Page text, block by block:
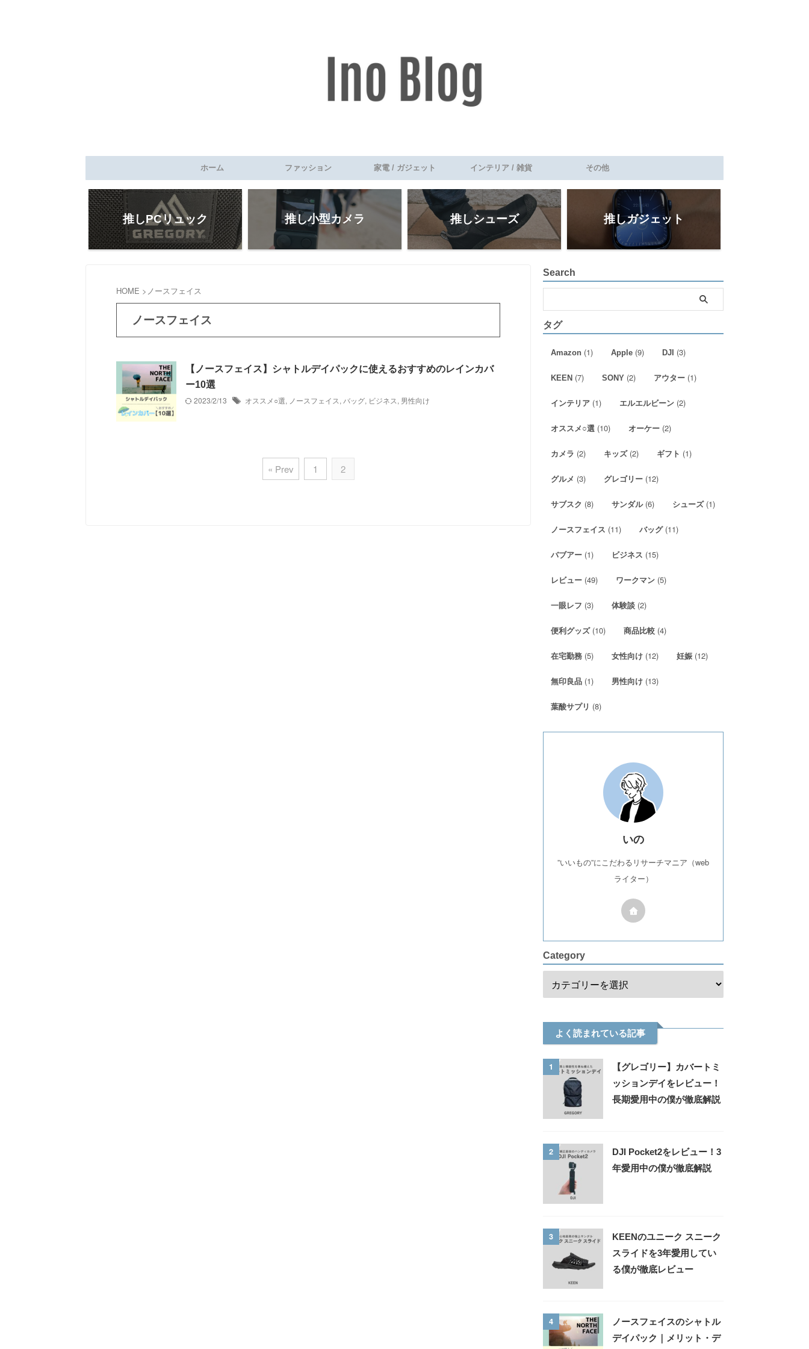
ホーム ファッション 家電 / ガジェット インテリア / 雑貨 その他
推しPCリュック 推し小型カメラ 推しシューズ 推しガジェット
HOME > ノースフェイス
ノースフェイス
【ノースフェイス】シャトルデイパックに使えるおすすめのレインカバ
ー10選
2023/2/13
オススメ○選, ノースフェイス, バッグ, ビジネス, 男性向け
« Prev 1 2
Search
タグ
Amazon (1) Apple (9) DJI (3)
KEEN (7) SONY (2) アウター (1)
インテリア (1) エルエルビーン (2)
オススメ○選 (10) オーケー (2)
カメラ (2) キッズ(2) ギフト (1)
グルメ (3) グレゴリー (12)
サブスク (8) サンダル(6) シューズ(1)
ノースフェイス (11) バッグ(11)
バブアー (1) ビジネス (15)
レビュー (49) ワークマン (5)
一眼レフ (3) 体験談 (2)
便利グッズ(10) 商品比較 (4)
在宅勤務 (5) 女性向け (12) 妊娠 (12)
無印良品 (1) 男性向け (13)
葉酸サプリ (8)
いの
”いいもの”にこだわるリサーチマニア（web
ライター）
Category
よく読まれている記事
1
【グレゴリー】カバートミ
ッションデイをレビュー！
長期愛用中の僕が徹底解説
2
DJI Pocket2をレビュー！3
年愛用中の僕が徹底解説
3
KEENのユニーク スニーク
スライドを3年愛用してい
る僕が徹底レビュー
4
ノースフェイスのシャトル
デイパック｜メリット・デ